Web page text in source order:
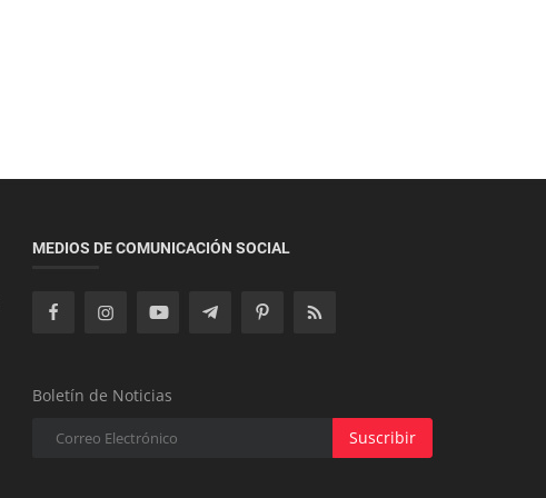
El Sector de la Construcción en Paraguay
MEDIOS DE COMUNICACIÓN SOCIAL
Boletín de Noticias
Suscribir